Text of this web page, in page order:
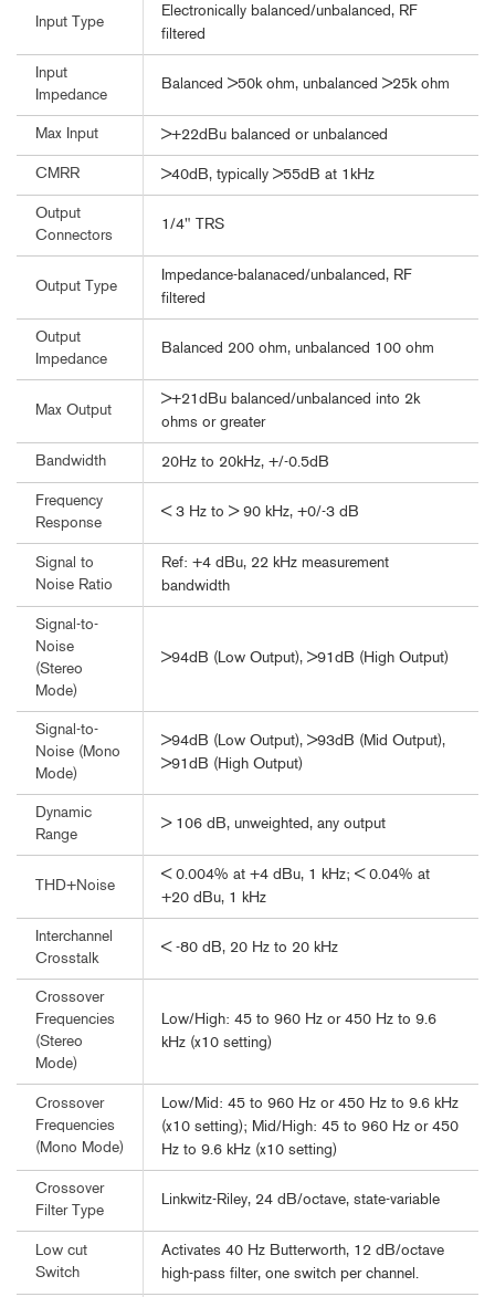
Input Type
Electronically balanced/unbalanced, RF
filtered
Input
Impedance
Balanced >50k ohm, unbalanced >25k ohm
Max Input >+22dBu balanced or unbalanced
CMRR >40dB, typically >55dB at 1kHz
Output
Connectors
1/4" TRS
Output Type
Impedance-balanaced/unbalanced, RF
filtered
Output
Impedance
Balanced 200 ohm, unbalanced 100 ohm
Max Output
>+21dBu balanced/unbalanced into 2k
ohms or greater
Bandwidth 20Hz to 20kHz, +/-0.5dB
Frequency
Response
< 3 Hz to > 90 kHz, +0/-3 dB
Signal to
Noise Ratio
Ref: +4 dBu, 22 kHz measurement
bandwidth
Signal-to-
Noise
(Stereo
Mode)
>94dB (Low Output), >91dB (High Output)
Signal-to-
Noise (Mono
Mode)
>94dB (Low Output), >93dB (Mid Output),
>91dB (High Output)
Dynamic
Range
> 106 dB, unweighted, any output
THD+Noise
< 0.004% at +4 dBu, 1 kHz; < 0.04% at
+20 dBu, 1 kHz
Interchannel
Crosstalk
< -80 dB, 20 Hz to 20 kHz
Crossover
Frequencies
(Stereo
Mode)
Low/High: 45 to 960 Hz or 450 Hz to 9.6
kHz (x10 setting)
Crossover
Frequencies
(Mono Mode)
Low/Mid: 45 to 960 Hz or 450 Hz to 9.6 kHz
(x10 setting); Mid/High: 45 to 960 Hz or 450
Hz to 9.6 kHz (x10 setting)
Crossover
Filter Type
Linkwitz-Riley, 24 dB/octave, state-variable
Low cut
Switch
Activates 40 Hz Butterworth, 12 dB/octave
high-pass filter, one switch per channel.